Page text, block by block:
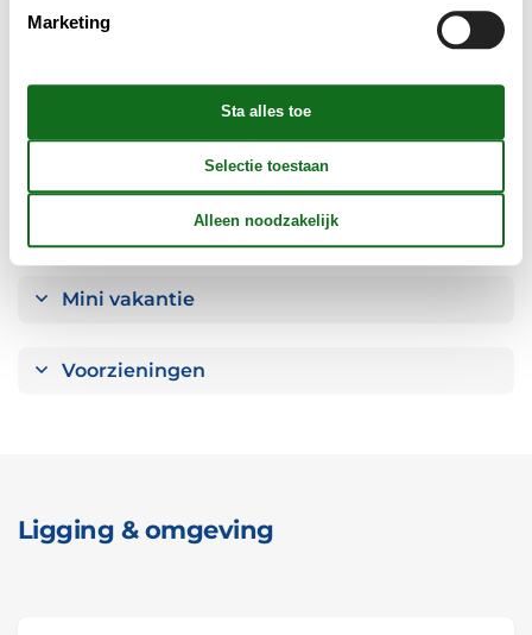
Badkamer
Objectinfo - Anders
Objectinfo - uit
Mini vakantie
Voorzieningen
Ligging & omgeving
Marketing